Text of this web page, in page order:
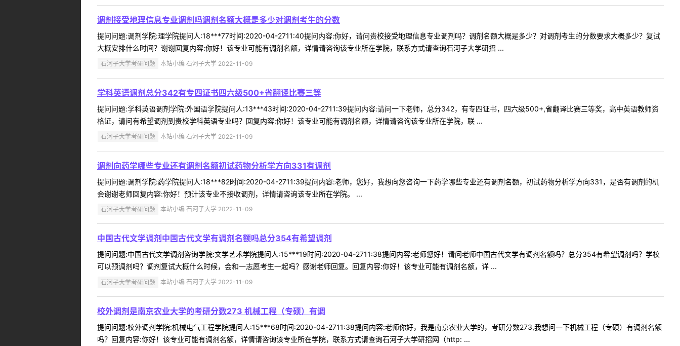
调剂接受地理信息专业调剂吗调剂名额大概是多少对调剂考生的分数
提问问题:调剂学院:理学院提问人:18***77时间:2020-04-2711:40提问内容:你好，请问贵校接受地理信息专业调剂吗？调剂名额大概是多少？对调剂考生的分数要求大概多少？复试
大概安排什么时间？谢谢回复内容:你好！该专业可能有调剂名额，详情请咨询该专业所在学院，联系方式请查询石河子大学研招 ...
石河子大学考研问题 本站小编 石河子大学 2022-11-09
学科英语调剂总分342有专四证书四六级500+省翻译比赛三等
提问问题:学科英语调剂学院:外国语学院提问人:13***43时间:2020-04-2711:39提问内容:请问一下老师，总分342，有专四证书，四六级500+,省翻译比赛三等奖，高中英语教师资
格证，请问有希望调剂到贵校学科英语专业吗？回复内容:你好！该专业可能有调剂名额，详情请咨询该专业所在学院，联 ...
石河子大学考研问题 本站小编 石河子大学 2022-11-09
调剂向药学哪些专业还有调剂名额初试药物分析学方向331有调剂
提问问题:调剂学院:药学院提问人:18***82时间:2020-04-2711:39提问内容:老师，您好，我想向您咨询一下药学哪些专业还有调剂名额，初试药物分析学方向331，是否有调剂的机
会谢谢老师回复内容:你好！预计该专业不接收调剂，详情请咨询该专业所在学院。 ...
石河子大学考研问题 本站小编 石河子大学 2022-11-09
中国古代文学调剂中国古代文学有调剂名额吗总分354有希望调剂
提问问题:中国古代文学调剂咨询学院:文学艺术学院提问人:15***19时间:2020-04-2711:38提问内容:老师您好！请问老师中国古代文学有调剂名额吗？总分354有希望调剂吗？学校
可以预调剂吗？调剂复试大概什么时候，会和一志愿考生一起吗？感谢老师回复。回复内容:你好！该专业可能有调剂名额，详 ...
石河子大学考研问题 本站小编 石河子大学 2022-11-09
校外调剂是南京农业大学的考研分数273 机械工程（专硕）有调
提问问题:校外调剂学院:机械电气工程学院提问人:15***68时间:2020-04-2711:38提问内容:老师你好，我是南京农业大学的，考研分数273,我想问一下机械工程（专硕）有调剂名额
吗？回复内容:你好！该专业可能有调剂名额，详情请咨询该专业所在学院，联系方式请查询石河子大学研招网（http: ...